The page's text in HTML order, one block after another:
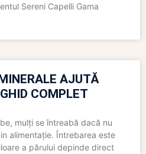
Sereni Capelli Gama
AJUTĂ
COMPLET
mulți se întreabă dacă nu
alimentație. Întrebarea este
a părului depinde direct